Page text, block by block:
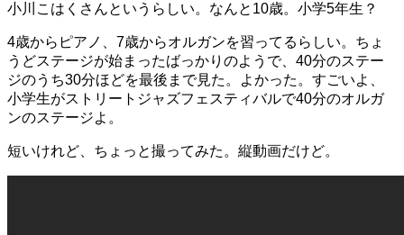
小川こはくさんというらしい。なんと10歳。小学5年生？
4歳からピアノ、7歳からオルガンを習ってるらしい。ちょ
うどステージが始まったばっかりのようで、40分のステー
ジのうち30分ほどを最後まで見た。よかった。すごいよ、
小学生がストリートジャズフェスティバルで40分のオルガ
ンのステージよ。
短いけれど、ちょっと撮ってみた。縦動画だけど。